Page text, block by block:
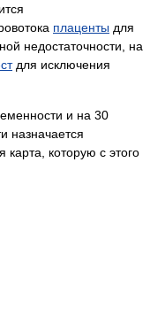
плаценты для
недостаточности, на
для исключения
и на 30
назначается
которую с этого